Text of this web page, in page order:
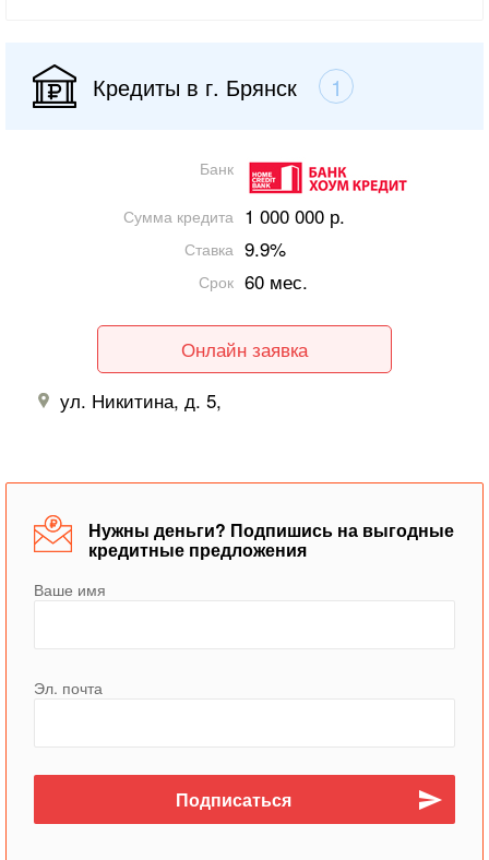
Кредиты в г. Брянск 1
Банк
Сумма кредита 1 000 000 р.
Ставка 9.9%
Срок 60 мес.
Онлайн заявка
ул. Никитина, д. 5,
Нужны деньги? Подпишись на выгодные
кредитные предложения
Ваше имя
Эл. почта